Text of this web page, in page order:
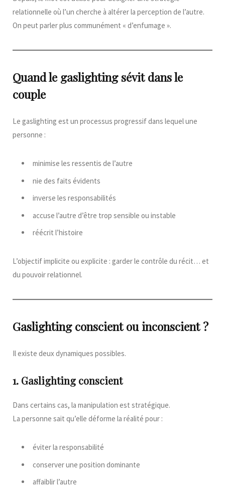
relationnelle où l’un cherche à altérer la perception de l’autre.
On peut parler plus communément « d’enfumage ».
Quand le gaslighting sévit dans le
couple
Le gaslighting est un processus progressif dans lequel une
personne :
minimise les ressentis de l’autre
nie des faits évidents
inverse les responsabilités
accuse l’autre d’être trop sensible ou instable
réécrit l’histoire
L’objectif implicite ou explicite : garder le contrôle du récit… et
du pouvoir relationnel.
Gaslighting conscient ou inconscient ?
Il existe deux dynamiques possibles.
1. Gaslighting conscient
Dans certains cas, la manipulation est stratégique.
La personne sait qu’elle déforme la réalité pour :
éviter la responsabilité
conserver une position dominante
affaiblir l’autre